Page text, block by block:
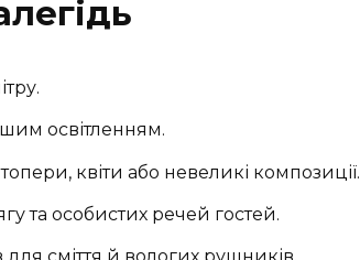
освітленням.
квіти або невеликі композиції.
та особистих речей гостей.